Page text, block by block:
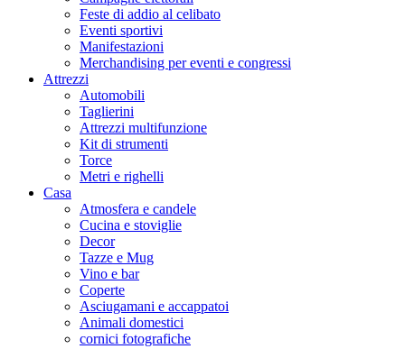
Feste di addio al celibato
Eventi sportivi
Manifestazioni
Merchandising per eventi e congressi
Attrezzi
Automobili
Taglierini
Attrezzi multifunzione
Kit di strumenti
Torce
Metri e righelli
Casa
Atmosfera e candele
Cucina e stoviglie
Decor
Tazze e Mug
Vino e bar
Coperte
Asciugamani e accappatoi
Animali domestici
cornici fotografiche